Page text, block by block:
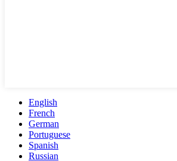
English
French
German
Portuguese
Spanish
Russian